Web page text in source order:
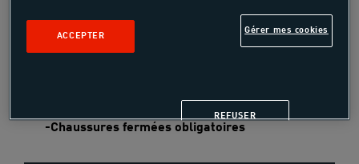
À noter :
- L’accès au parcours se fait sur réservation,
-Chaussures fermées obligatoires
Gérer mes cookies
REFUSER
ACCEPTER